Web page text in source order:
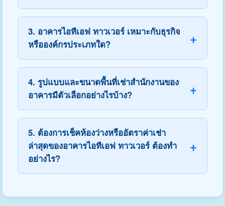
3. อาคารไอทีเอฟ ทาวเวอร์ เหมาะกับธุรกิจ
หรือองค์กรประเภทใด?
4. รูปแบบและขนาดพื้นที่เช่าสำนักงานของ
อาคารมีตัวเลือกอย่างไรบ้าง?
5. ต้องการเช็คห้องว่างหรืออัตราค่าเช่า
ล่าสุดของอาคารไอทีเอฟ ทาวเวอร์ ต้องทำ
อย่างไร?